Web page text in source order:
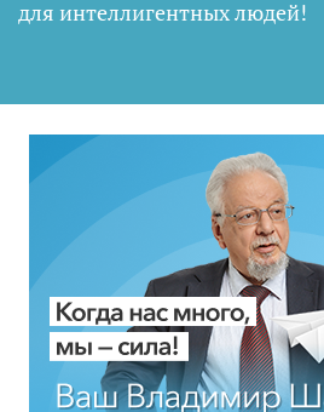
для интеллигентных людей!